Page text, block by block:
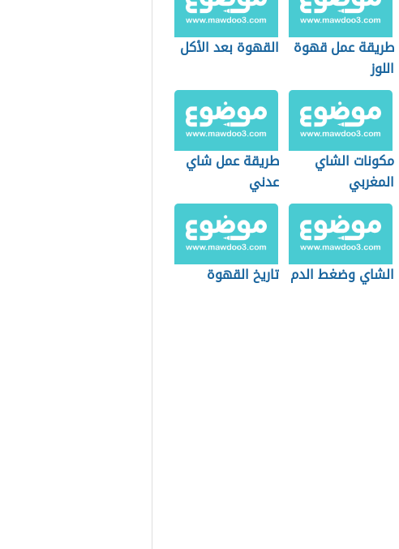
طريقة عمل قهوة
اللوز
القهوة بعد الأكل
مكونات الشاي
المغربي
طريقة عمل شاي
عدني
الشاي وضغط الدم تاريخ القهوة